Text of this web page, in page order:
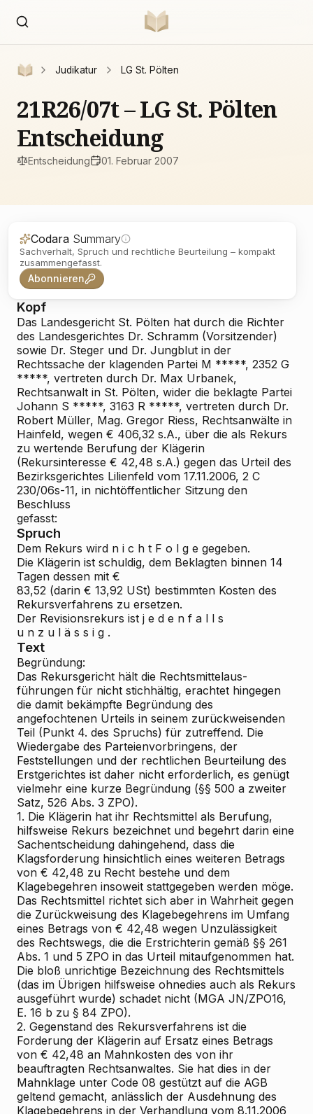
Judikatur LG St. Pölten
21R26/07t – LG St. Pölten
Entscheidung
Entscheidung 01. Februar 2007
Codara Summary
Sachverhalt, Spruch und rechtliche Beurteilung – kompakt
zusammengefasst.
Abonnieren
Kopf
Das Landesgericht St. Pölten hat durch die Richter
des Landesgerichtes Dr. Schramm (Vorsitzender)
sowie Dr. Steger und Dr. Jungblut in der
Rechtssache der klagenden Partei M *****, 2352 G
*****, vertreten durch Dr. Max Urbanek,
Rechtsanwalt in St. Pölten, wider die beklagte Partei
Johann S *****, 3163 R *****, vertreten durch Dr.
Robert Müller, Mag. Gregor Riess, Rechtsanwälte in
Hainfeld, wegen € 406,32 s.A., über die als Rekurs
zu wertende Berufung der Klägerin
(Rekursinteresse € 42,48 s.A.) gegen das Urteil des
Bezirksgerichtes Lilienfeld vom 17.11.2006, 2 C
230/06s-11, in nichtöffentlicher Sitzung den
Beschluss
gefasst:
Spruch
Dem Rekurs wird n i c h t F o l g e gegeben.
Die Klägerin ist schuldig, dem Beklagten binnen 14
Tagen dessen mit €
83,52 (darin € 13,92 USt) bestimmten Kosten des
Rekursverfahrens zu ersetzen.
Der Revisionsrekurs ist j e d e n f a l l s
u n z u l ä s s i g .
Text
Begründung:
Das Rekursgericht hält die Rechtsmittelaus-
führungen für nicht stichhältig, erachtet hingegen
die damit bekämpfte Begründung des
angefochtenen Urteils in seinem zurückweisenden
Teil (Punkt 4. des Spruchs) für zutreffend. Die
Wiedergabe des Parteienvorbringens, der
Feststellungen und der rechtlichen Beurteilung des
Erstgerichtes ist daher nicht erforderlich, es genügt
vielmehr eine kurze Begründung (§§ 500 a zweiter
Satz, 526 Abs. 3 ZPO).
1. Die Klägerin hat ihr Rechtsmittel als Berufung,
hilfsweise Rekurs bezeichnet und begehrt darin eine
Sachentscheidung dahingehend, dass die
Klagsforderung hinsichtlich eines weiteren Betrags
von € 42,48 zu Recht bestehe und dem
Klagebegehren insoweit stattgegeben werden möge.
Das Rechtsmittel richtet sich aber in Wahrheit gegen
die Zurückweisung des Klagebegehrens im Umfang
eines Betrags von € 42,48 wegen Unzulässigkeit
des Rechtswegs, die die Erstrichterin gemäß §§ 261
Abs. 1 und 5 ZPO in das Urteil mitaufgenommen hat.
Die bloß unrichtige Bezeichnung des Rechtsmittels
(das im Übrigen hilfsweise ohnedies auch als Rekurs
ausgeführt wurde) schadet nicht (MGA JN/ZPO16,
E. 16 b zu § 84 ZPO).
2. Gegenstand des Rekursverfahrens ist die
Forderung der Klägerin auf Ersatz eines Betrags
von € 42,48 an Mahnkosten des von ihr
beauftragten Rechtsanwaltes. Sie hat dies in der
Mahnklage unter Code 08 gestützt auf die AGB
geltend gemacht, anlässlich der Ausdehnung des
Klagebegehrens in der Verhandlung vom 8.11.2006